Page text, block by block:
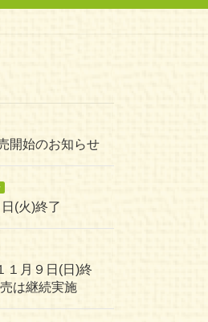
開始のお知らせ
(火)終了
月９日(日)終
継続実施